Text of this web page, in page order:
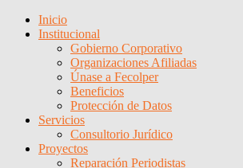
Inicio
Institucional
Gobierno Corporativo
Organizaciones Afiliadas
Únase a Fecolper
Beneficios
Protección de Datos
Servicios
Consultorio Jurídico
Proyectos
Reparación Periodistas